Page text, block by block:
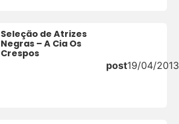
Seleção de Atrizes
Negras – A Cia Os
Crespos
post19/04/2013